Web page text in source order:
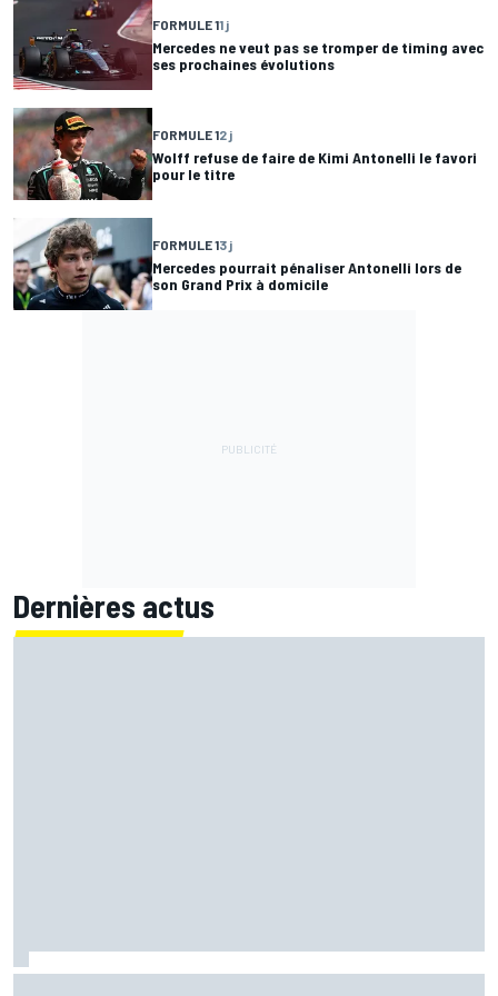
FORMULE 11 j
Mercedes ne veut pas se tromper de timing avec
ses prochaines évolutions
FORMULE 12 j
Wolff refuse de faire de Kimi Antonelli le favori
pour le titre
FORMULE 13 j
Mercedes pourrait pénaliser Antonelli lors de
son Grand Prix à domicile
Dernières actus